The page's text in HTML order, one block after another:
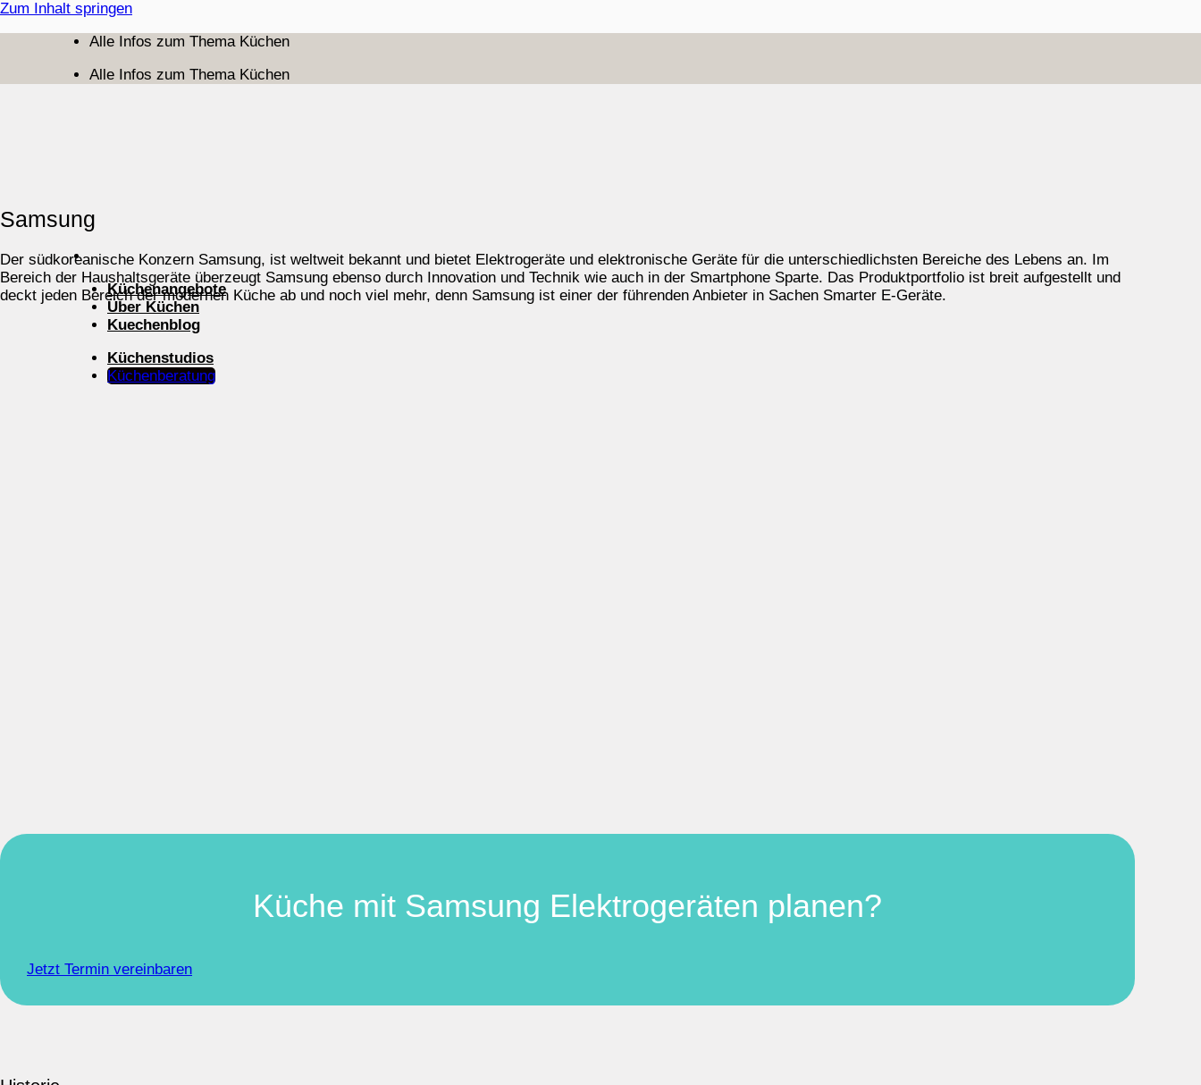
Zum Inhalt springen
Alle Infos zum Thema Küchen
Alle Infos zum Thema Küchen
Küchenangebote
Über Küchen
Kuechenblog
Küchenstudios
Küchenberatung
Samsung
Der südkoreanische Konzern Samsung, ist weltweit bekannt und bietet Elektrogeräte und elektronische Geräte für die unterschiedlichsten Bereiche des Lebens an. Im
Bereich der Haushaltsgeräte überzeugt Samsung ebenso durch Innovation und Technik wie auch in der Smartphone Sparte. Das Produktportfolio ist breit aufgestellt und
deckt jeden Bereich der modernen Küche ab und noch viel mehr, denn Samsung ist einer der führenden Anbieter in Sachen Smarter E-Geräte.
Küche mit Samsung Elektrogeräten planen?
Jetzt Termin vereinbaren